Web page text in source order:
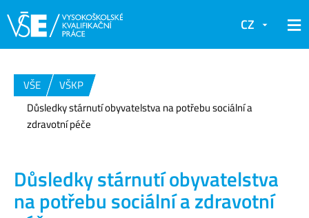
CZ
VŠE
VŠKP
Důsledky stárnutí obyvatelstva na potřebu sociální a
zdravotní péče
Důsledky stárnutí obyvatelstva
na potřebu sociální a zdravotní